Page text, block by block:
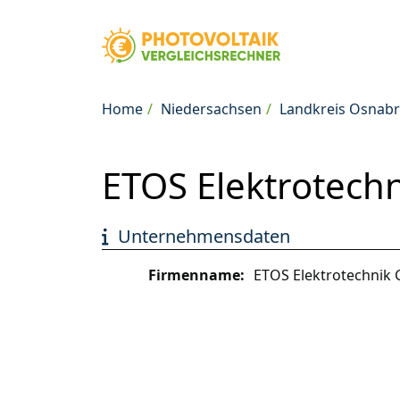
Home Niedersachsen Landkreis
ETOS
Unternehmensdaten
Firmenname: ETOS Elektrotechnik